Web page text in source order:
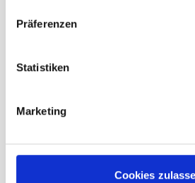
Präferenzen
Statistiken
Marketing
Cookies
SOS-Label mit
von Wertgegenständen
Stretch-Innenfach zum
Kleidung oder der
Netz-Hüftflossen und -